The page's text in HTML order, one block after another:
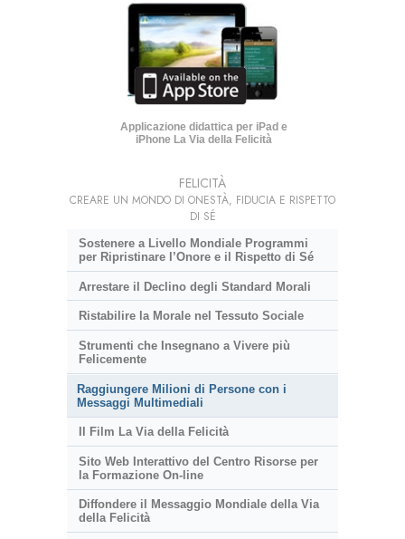
Applicazione didattica per iPad e
iPhone La Via della Felicità
FELICITÀ
CREARE UN MONDO DI ONESTÀ, FIDUCIA E RISPETTO
DI SÉ
Sostenere a Livello Mondiale Programmi
per Ripristinare l’Onore e il Rispetto di Sé
Arrestare il Declino degli Standard Morali
Ristabilire la Morale nel Tessuto Sociale
Strumenti che Insegnano a Vivere più
Felicemente
Raggiungere Milioni di Persone con i
Messaggi Multimediali
Il Film La Via della Felicità
Sito Web Interattivo del Centro Risorse per
la Formazione On-line
Diffondere il Messaggio Mondiale della Via
della Felicità